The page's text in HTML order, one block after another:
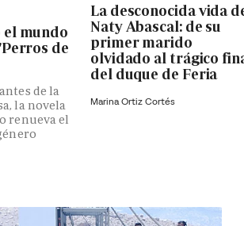
mundo
de
de la
la novela
renueva el
La desconocida vida
Naty Abascal: de su
primer marido
olvidado al trágico
del duque de Feria
Marina Ortiz Cortés